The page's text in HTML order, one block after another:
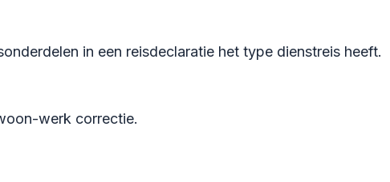
in een reisdeclaratie het type dienstreis heeft.
werk correctie.